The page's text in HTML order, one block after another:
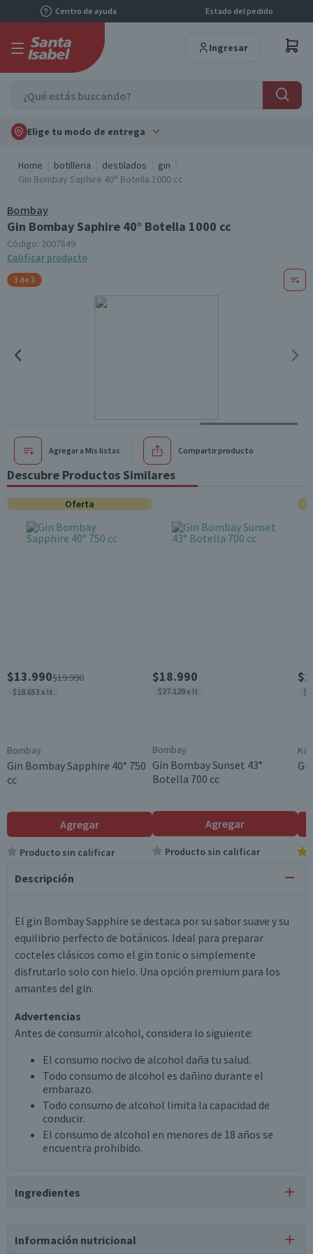
Centro de ayuda Estado del pedido
Ingresar
Elige tu modo de entrega
Home botilleria destilados
gin
Gin Bombay Saphire 40° Botella 1000 cc
Bombay
Gin Bombay Saphire 40° Botella 1000 cc
Código: 2007849
Calificar producto
3 de 3
Agregar a Mis listas Compartir producto
Descubre Productos Similares
Oferta
$13.990$19.990
$18.653 x lt
Bombay
Gin Bombay Sapphire 40° 750
cc
Agregar
Producto sin calificar
$18.990
$27.129 x lt
Bombay
Gin Bombay Sunset 43°
Botella 700 cc
Agregar
Producto sin calificar
Descripción
El gin Bombay Sapphire se destaca por su sabor suave y su
equilibrio perfecto de botánicos. Ideal para preparar
cocteles clásicos como el gin tonic o simplemente
disfrutarlo solo con hielo. Una opción premium para los
amantes del gin.
Advertencias
Antes de consumir alcohol, considera lo siguiente:
El consumo nocivo de alcohol daña tu salud.
Todo consumo de alcohol es dañino durante el
embarazo.
Todo consumo de alcohol limita la capacidad de
conducir.
El consumo de alcohol en menores de 18 años se
encuentra prohibido.
Ingredientes
Información nutricional